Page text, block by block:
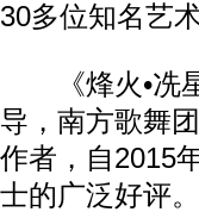
30多位知名艺
《烽火•冼星
导，南方歌舞
作者，自2015
士的广泛好评